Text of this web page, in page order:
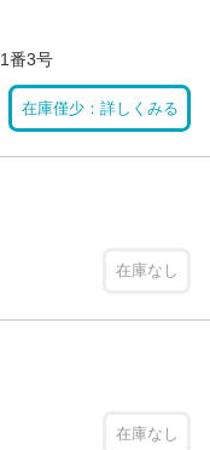
番3号
在庫僅少：詳しくみる
在庫なし
在庫なし